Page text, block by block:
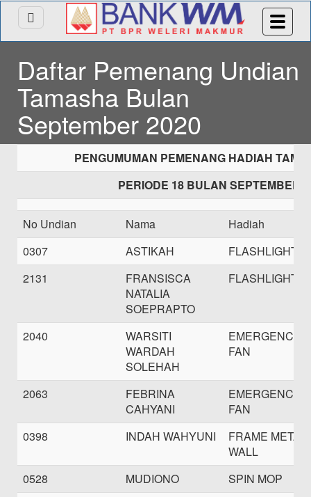
Daftar Pemenang Undian
Tamasha Bulan
September 2020
PENGUMUMAN PEMENANG HADIAH
PERIODE 18 BULAN SEPTEMBER
No Undian Nama
Hadiah
0307
ASTIKAH
FLASHLIGHT
2131
FRANSISCA
NATALIA
SOEPRAPTO
FLASHLIGHT
2040
WARSITI
WARDAH
SOLEHAH
EMERGENCY
FAN
2063
FEBRINA
CAHYANI
EMERGENCY
FAN
0398
INDAH WAHYUNI
FRAME METAL
WALL
0528
MUDIONO
SPIN MOP